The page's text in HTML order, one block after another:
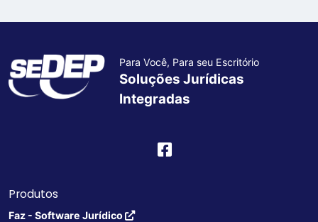
Para Você, Para seu Escritório
Soluções Jurídicas
Integradas
Produtos
Faz - Software Jurídico